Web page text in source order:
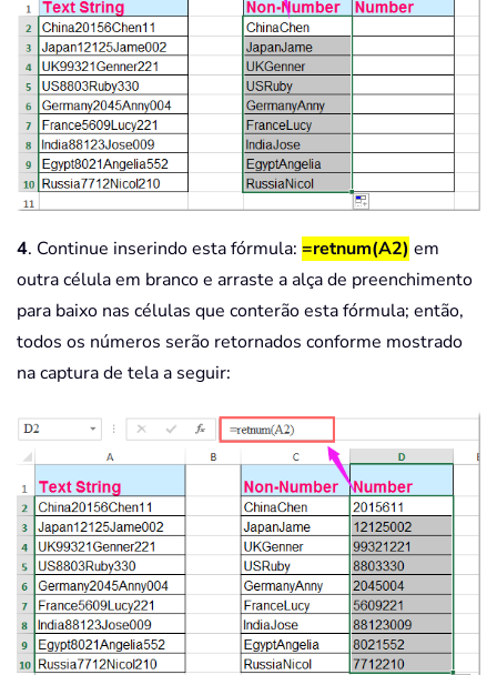
4. Continue inserindo esta fórmula: =retnum(A2) em
outra célula em branco e arraste a alça de preenchimento
para baixo nas células que conterão esta fórmula; então,
todos os números serão retornados conforme mostrado
na captura de tela a seguir: